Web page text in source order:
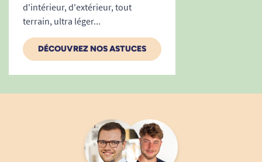
Voir tous les produits pour m'aider à éviter les chutes.
Besoin de conseils ? Découvrez notre guide
Comment choisir un déambulateur ?
d'intérieur, d'extérieur, tout
terrain, ultra léger...
DÉCOUVREZ NOS ASTUCES